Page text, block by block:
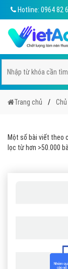
Hotline: 0964 82
Trang chủ
Một số bài viết theo
lọc từ hơn >50.000